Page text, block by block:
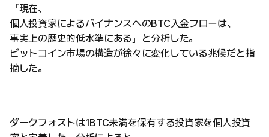
「現在、
個人投資家によるバイナンスへのBTC入金フローは、
事実上の歴史的低水準にある」と分析した。
ビットコイン市場の構造が徐々に変化している兆候だと指
摘した。
ダークフォストは1BTC未満を保有する投資家を個人投資